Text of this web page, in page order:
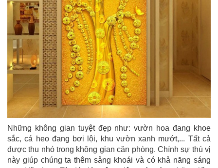
Những không gian tuyệt đẹp như: vườn hoa đang khoe
sắc, cá heo đang bơi lội, khu vườn xanh mướt,... Tất cả
được thu nhỏ trong không gian căn phòng. Chính sự thú vị
này giúp chúng ta thêm sảng khoái và có khả năng sáng